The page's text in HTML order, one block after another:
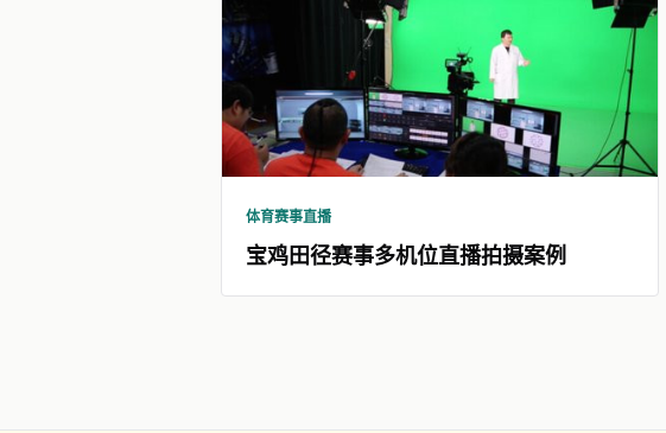
体育赛事直播
宝鸡田径赛事多机位直播拍摄案例